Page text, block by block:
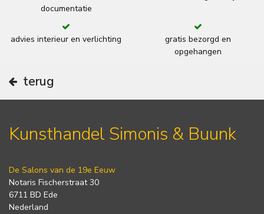
documentatie
advies interieur en verlichting
gratis bezorgd en
opgehangen
terug
Kunsthandel Simonis & Buunk
De Salons van de 19e Eeuw
Notaris Fischerstraat 30
6711 BD Ede
Nederland